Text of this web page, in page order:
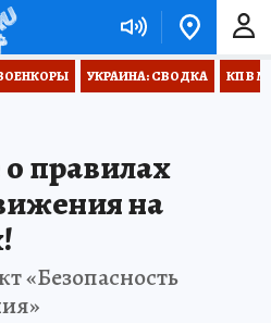
УКРАИНА: СВОДКА КП В
правилах
на
«Безопасность